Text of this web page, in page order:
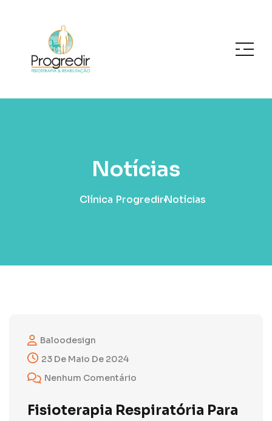
Notícias
Clínica ProgredirNotícias
Baloodesign
23 De Maio De 2024
Nenhum Comentário
Fisioterapia Respiratória Para